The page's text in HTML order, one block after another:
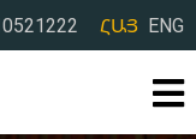
ՀԱՅ ENG